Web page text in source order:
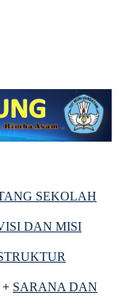
SEKOLAH
DAN MISI
SARANA DAN